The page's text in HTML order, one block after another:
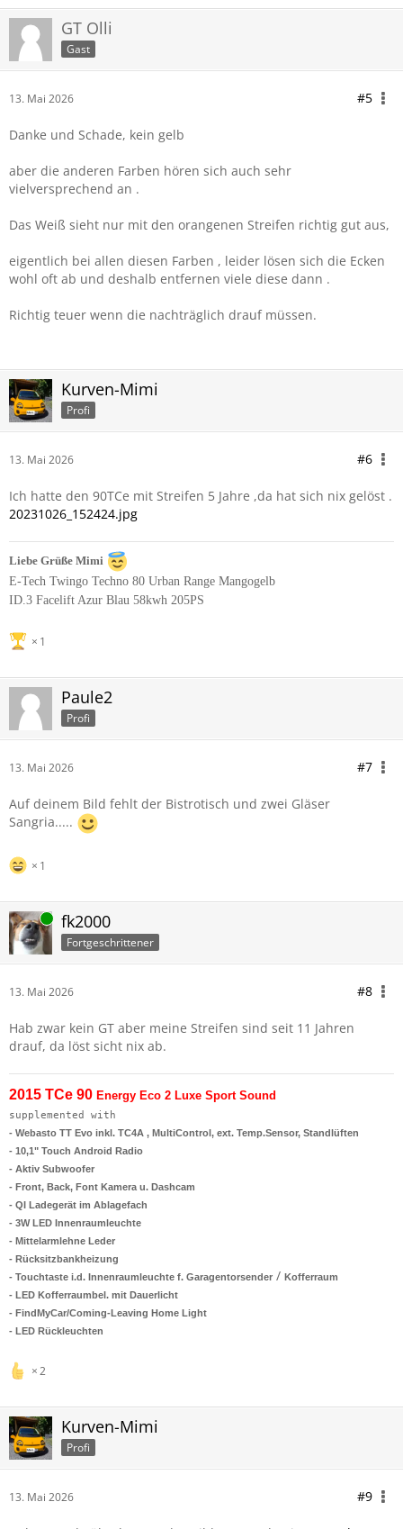
GT Olli
Gast
13. Mai 2026 #5
Danke und Schade, kein gelb
aber die anderen Farben hören sich auch sehr
vielversprechend an .
Das Weiß sieht nur mit den orangenen Streifen richtig gut aus,
eigentlich bei allen diesen Farben , leider lösen sich die Ecken
wohl oft ab und deshalb entfernen viele diese dann .
Richtig teuer wenn die nachträglich drauf müssen.
Kurven-Mimi
Profi
13. Mai 2026 #6
Ich hatte den 90TCe mit Streifen 5 Jahre ,da hat sich nix gelöst .
20231026_152424.jpg
Liebe Grüße Mimi
E-Tech Twingo Techno 80 Urban Range Mangogelb
ID.3 Facelift Azur Blau 58kwh 205PS
1
Paule2
Profi
13. Mai 2026 #7
Auf deinem Bild fehlt der Bistrotisch und zwei Gläser
Sangria.....
1
Online fk2000
Fortgeschrittener
13. Mai 2026 #8
Hab zwar kein GT aber meine Streifen sind seit 11 Jahren
drauf, da löst sicht nix ab.
2015 TCe 90 Energy Eco 2 Luxe Sport Sound
supplemented with
- Webasto TT Evo inkl. TC4A , MultiControl, ext. Temp.Sensor, Standlüften
- 10,1" Touch Android Radio
- Aktiv Subwoofer
- Front, Back, Font Kamera u. Dashcam
- QI Ladegerät im Ablagefach
- 3W LED Innenraumleuchte
- Mittelarmlehne Leder
- Rücksitzbankheizung
- Touchtaste i.d. Innenraumleuchte f. Garagentorsender / Kofferraum
- LED Kofferraumbel. mit Dauerlicht
- FindMyCar/Coming-Leaving Home Light
- LED Rückleuchten
2
Kurven-Mimi
Profi
13. Mai 2026 #9